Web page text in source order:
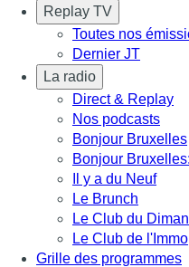
Replay TV
Toutes nos
Dernier JT
La radio
Direct & Replay
Nos podcasts
Bonjour Bruxelles
Bonjour
Il y a du Neuf
Le Brunch
Le Club du
Le Club de l'Immo
Grille des programmes